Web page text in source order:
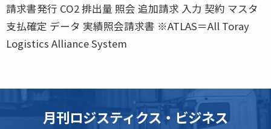
請求書発行 CO2 排出量 照会 追加請求 入力 契約 マスタ
支払確定 データ 実績照会請求書 ※ATLAS＝All Toray
Logistics Alliance System
月刊ロジスティクス・ビジネス